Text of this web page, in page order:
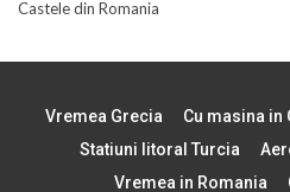
Castele din Romania
Vremea Grecia Cu masina in
Statiuni litoral Turcia
Vremea in Romania